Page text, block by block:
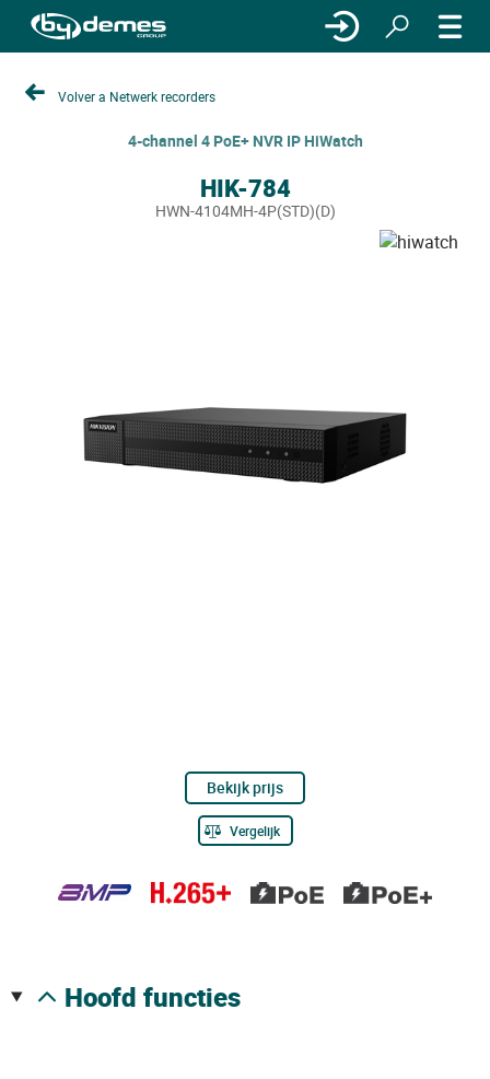
Volver a Netwerk recorders
4-channel 4 PoE+ NVR IP HiWatch
HIK-784
HWN-4104MH-4P(STD)(D)
Bekijk prijs
Vergelijk
hoofd functies